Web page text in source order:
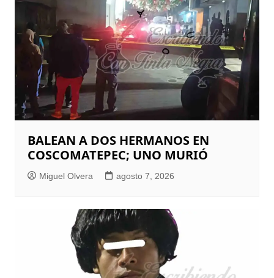
BALEAN A DOS HERMANOS EN
COSCOMATEPEC; UNO MURIÓ
Miguel Olvera agosto 7, 2026